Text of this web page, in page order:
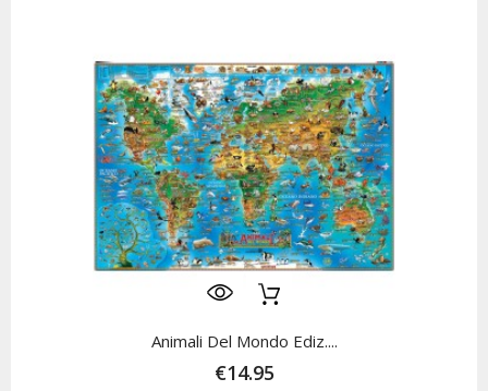
Animali Del Mondo Ediz....
€14.95